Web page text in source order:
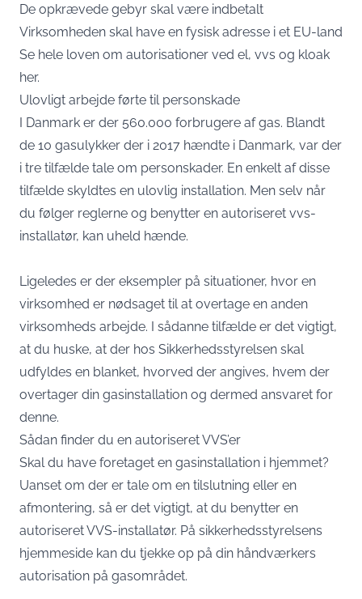
De opkrævede gebyr skal være indbetalt
Virksomheden skal have en fysisk adresse i et EU-land
Se hele loven om autorisationer ved el, vvs og kloak
her.
Ulovligt arbejde førte til personskade
I Danmark er der 560.000 forbrugere af gas. Blandt
de 10 gasulykker der i 2017 hændte i Danmark, var der
i tre tilfælde tale om personskader. En enkelt af disse
tilfælde skyldtes en ulovlig installation. Men selv når
du følger reglerne og benytter en autoriseret vvs-
installatør, kan uheld hænde.
Ligeledes er der eksempler på situationer, hvor en
virksomhed er nødsaget til at overtage en anden
virksomheds arbejde. I sådanne tilfælde er det vigtigt,
at du huske, at der hos Sikkerhedsstyrelsen skal
udfyldes en blanket, hvorved der angives, hvem der
overtager din gasinstallation og dermed ansvaret for
denne.
Sådan finder du en autoriseret VVS’er
Skal du have foretaget en gasinstallation i hjemmet?
Uanset om der er tale om en tilslutning eller en
afmontering, så er det vigtigt, at du benytter en
autoriseret VVS-installatør. På sikkerhedsstyrelsens
hjemmeside kan du tjekke op på din håndværkers
autorisation på gasområdet.